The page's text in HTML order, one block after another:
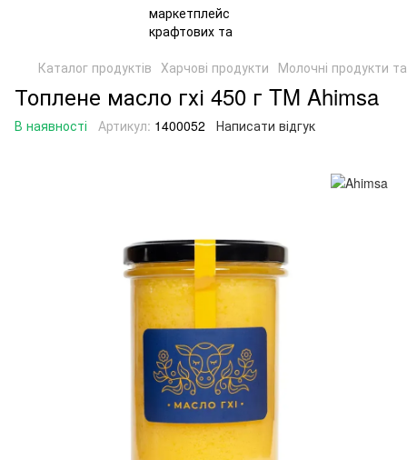
Каталог продуктів Харчові продукти Молочні продукти
Топлене масло гхі 450 г TM Ahimsa
В наявності Артикул: 1400052 Написати відгук